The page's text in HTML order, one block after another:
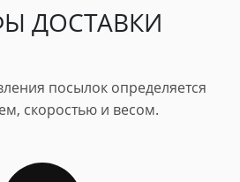
ДОСТАВКИ
посылок определяется
скоростью и весом.